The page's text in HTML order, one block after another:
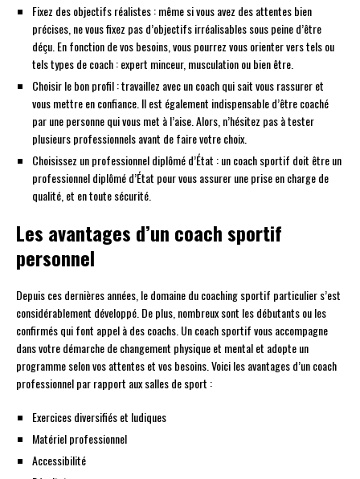
Fixez des objectifs réalistes : même si vous avez des attentes bien
précises, ne vous fixez pas d’objectifs irréalisables sous peine d’être
déçu. En fonction de vos besoins, vous pourrez vous orienter vers tels ou
tels types de coach : expert minceur, musculation ou bien être.
Choisir le bon profil : travaillez avec un coach qui sait vous rassurer et
vous mettre en confiance. Il est également indispensable d’être coaché
par une personne qui vous met à l’aise. Alors, n’hésitez pas à tester
plusieurs professionnels avant de faire votre choix.
Choisissez un professionnel diplômé d’État : un coach sportif doit être un
professionnel diplômé d’État pour vous assurer une prise en charge de
qualité, et en toute sécurité.
Les avantages d’un coach sportif
personnel
Depuis ces dernières années, le domaine du coaching sportif particulier s’est
considérablement développé. De plus, nombreux sont les débutants ou les
confirmés qui font appel à des coachs. Un coach sportif vous accompagne
dans votre démarche de changement physique et mental et adopte un
programme selon vos attentes et vos besoins. Voici les avantages d’un coach
professionnel par rapport aux salles de sport :
Exercices diversifiés et ludiques
Matériel professionnel
Accessibilité